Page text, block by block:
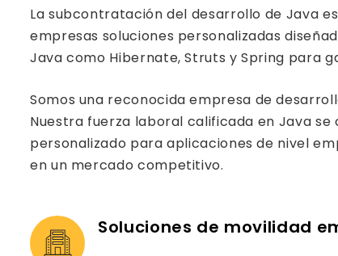
La subcontratación del desarrollo de Java
empresas soluciones personalizadas
Java como Hibernate, Struts y Spring para
Somos una reconocida empresa de
Nuestra fuerza laboral calificada en Java
personalizado para aplicaciones de nivel
en un mercado competitivo.
Soluciones de movilidad